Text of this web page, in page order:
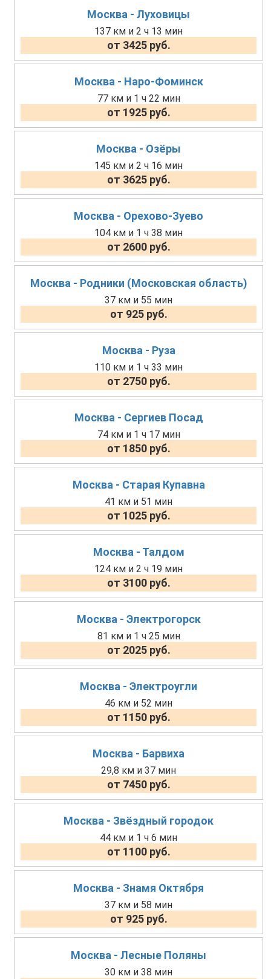
Москва - Луховицы
137 км и 2 ч 13 мин
от 3425 руб.
Москва - Наро-Фоминск
77 км и 1 ч 22 мин
от 1925 руб.
Москва - Озёры
145 км и 2 ч 16 мин
от 3625 руб.
Москва - Орехово-Зуево
104 км и 1 ч 38 мин
от 2600 руб.
Москва - Родники (Московская область)
37 км и 55 мин
от 925 руб.
Москва - Руза
110 км и 1 ч 33 мин
от 2750 руб.
Москва - Сергиев Посад
74 км и 1 ч 17 мин
от 1850 руб.
Москва - Старая Купавна
41 км и 51 мин
от 1025 руб.
Москва - Талдом
124 км и 2 ч 19 мин
от 3100 руб.
Москва - Электрогорск
81 км и 1 ч 25 мин
от 2025 руб.
Москва - Электроугли
46 км и 52 мин
от 1150 руб.
Москва - Барвиха
29,8 км и 37 мин
от 7450 руб.
Москва - Звёздный городок
44 км и 1 ч 6 мин
от 1100 руб.
Москва - Знамя Октября
37 км и 58 мин
от 925 руб.
Москва - Лесные Поляны
30 км и 38 мин